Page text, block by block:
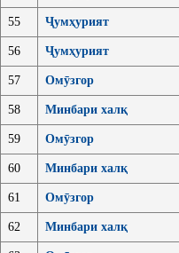
55 Ҷумҳурият
56 Ҷумҳурият
57 Омӯзгор
58 Минбари халқ
59 Омӯзгор
60 Минбари халқ
61 Омӯзгор
62 Минбари халқ